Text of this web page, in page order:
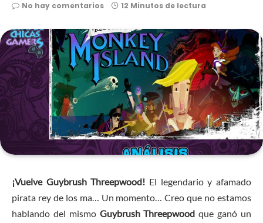
No hay comentarios
12 Minutos de lectura
¡Vuelve Guybrush Threepwood! El legendario y afamado
pirata rey de los ma… Un momento… Creo que no estamos
hablando del mismo Guybrush Threepwood que ganó un